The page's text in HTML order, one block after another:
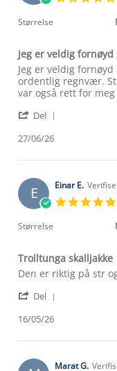
Jul
Størrelse
Jeg er veldig fornøyd
Review
by
Ivar
on
Jun
review
stating
Jeg
veldig
med
Jeg er veldig
ordentlig regnvær.
var også rett for meg
Del
Ivar
on
27
Jun
27/06/26
E Einar E.
Størrelse
Trolltunga skalljakke
Review
Einar
on
May
review
Trolltunga
Den er riktig på str
Del
Einar
on
16/05/26
Marat G.